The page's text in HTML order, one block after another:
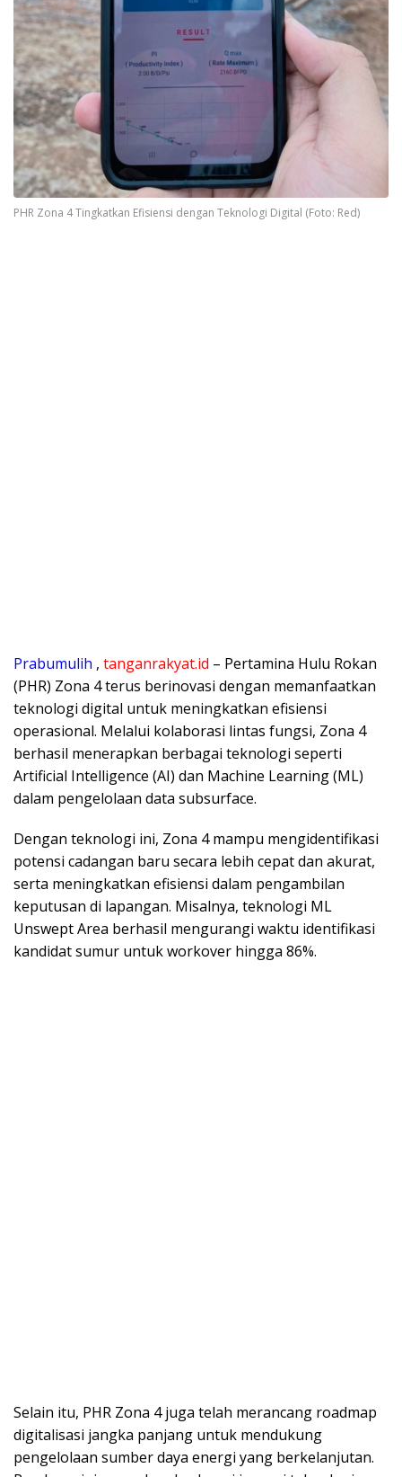
PHR Zona 4 Tingkatkan Efisiensi dengan Teknologi Digital (Foto: Red)
Prabumulih , tanganrakyat.id – Pertamina Hulu Rokan
(PHR) Zona 4 terus berinovasi dengan memanfaatkan
teknologi digital untuk meningkatkan efisiensi
operasional. Melalui kolaborasi lintas fungsi, Zona 4
berhasil menerapkan berbagai teknologi seperti
Artificial Intelligence (AI) dan Machine Learning (ML)
dalam pengelolaan data subsurface.
Dengan teknologi ini, Zona 4 mampu mengidentifikasi
potensi cadangan baru secara lebih cepat dan akurat,
serta meningkatkan efisiensi dalam pengambilan
keputusan di lapangan. Misalnya, teknologi ML
Unswept Area berhasil mengurangi waktu identifikasi
kandidat sumur untuk workover hingga 86%.
Selain itu, PHR Zona 4 juga telah merancang roadmap
digitalisasi jangka panjang untuk mendukung
pengelolaan sumber daya energi yang berkelanjutan.